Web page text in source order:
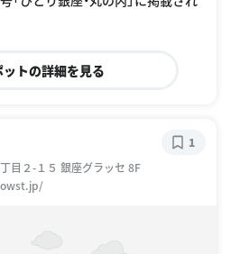
ットの詳細を見る
目２-１５ 銀座グラッセ 8F
1